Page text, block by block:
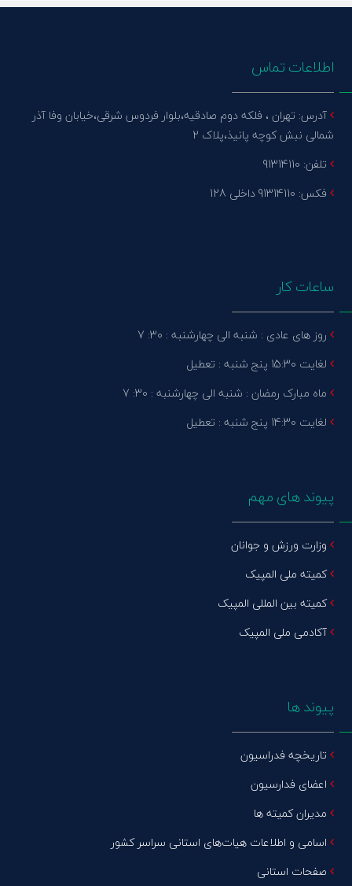
اطلاعات تماس
آدرس: تهران ، فلکه دوم صادقیه،بلوار فردوس شرقی،خیابان وفا آذر
شمالی نبش کوچه پانیذ،پلاک 2
تلفن: 91314110
فکس: 91314110 داخلی 128
ساعات کار
روز های عادی : شنبه الی چهارشنبه : 30: 7
لغایت 15:30 پنج شنبه : تعطیل
ماه مبارک رمضان : شنبه الی چهارشنبه : 30: 7
لغایت 14:30 پنج شنبه : تعطیل
پیوند های مهم
وزارت ورزش و جوانان
کمیته ملی المپیک
کمیته بین المللی المپیک
آکادمی ملی المپیک
پیوند ها
تاریخچه فدراسیون
اعضای فدارسیون
مدیران کمیته ها
اسامی و اطلاعات هیات‌های استانی سراسر کشور
صفحات استانی